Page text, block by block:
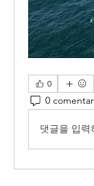
0
0
댓글을 입력